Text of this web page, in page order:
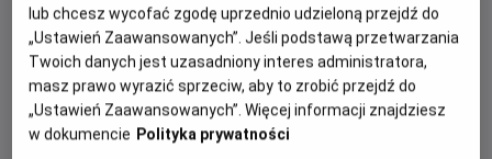
PREMIERA
19 czerwca 2026
REŻYSERIA SCENARIUSZ
WIĘCEJ SZCZEGÓŁÓW
OPIS FILMU
lub chcesz wycofać zgodę uprzednio udzieloną przejdź do
„Ustawień Zaawansowanych”. Jeśli podstawą przetwarzania
Twoich danych jest uzasadniony interes administratora,
masz prawo wyrazić sprzeciw, aby to zrobić przejdź do
„Ustawień Zaawansowanych”. Więcej informacji znajdziesz
w dokumencie Polityka prywatności